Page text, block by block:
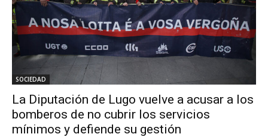
SOCIEDAD
La Diputación de Lugo vuelve a acusar a los
bomberos de no cubrir los servicios
mínimos y defiende su gestión